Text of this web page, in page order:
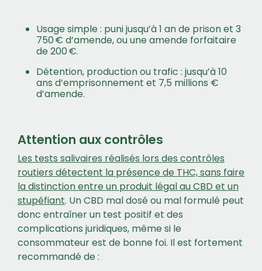
Usage simple : puni jusqu’à 1 an de prison et 3
750 € d’amende, ou une amende forfaitaire
de 200 €.
Détention, production ou trafic : jusqu’à 10
ans d’emprisonnement et 7,5 millions €
d’amende.
Attention aux contrôles
Les tests salivaires réalisés lors des contrôles
routiers détectent la présence de THC, sans faire
la distinction entre un produit légal au CBD et un
stupéfiant. Un CBD mal dosé ou mal formulé peut
donc entraîner un test positif et des
complications juridiques, même si le
consommateur est de bonne foi. Il est fortement
recommandé de :